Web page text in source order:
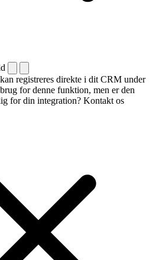
registreres direkte i dit CRM under
for denne funktion, men er den
for din integration? Kontakt os